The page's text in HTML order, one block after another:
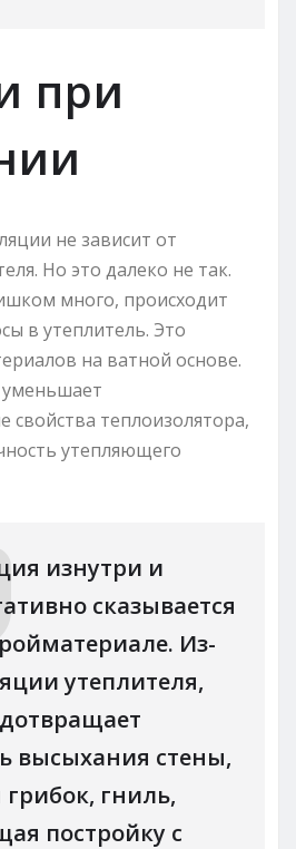
при
не зависит от
Но это далеко не так.
много, происходит
в утеплитель. Это
на ватной основе.
уменьшает
свойства теплоизолятора,
утепляющего
изнутри и
сказывается
Из-
утеплителя,
высыхания стены,
грибок, гниль,
постройку с